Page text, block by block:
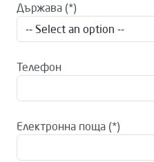
Държава
Телефон
Електронна поща